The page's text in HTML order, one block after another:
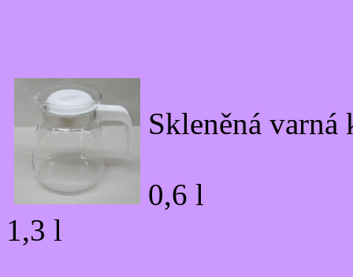
Skleněná
0,6 l
1,3 l